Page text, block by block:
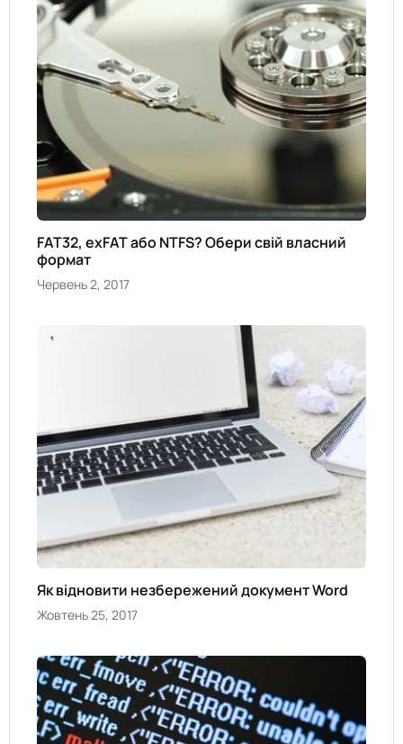
FAT32, exFAT або NTFS? Обери свій власний
формат
Червень 2, 2017
Як відновити незбережений документ Word
Жовтень 25, 2017